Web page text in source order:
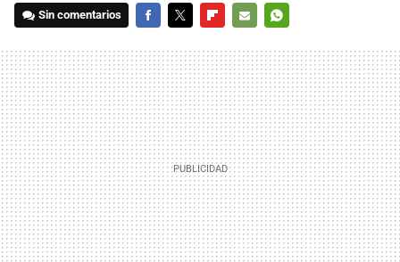
Sin comentarios
MAIL